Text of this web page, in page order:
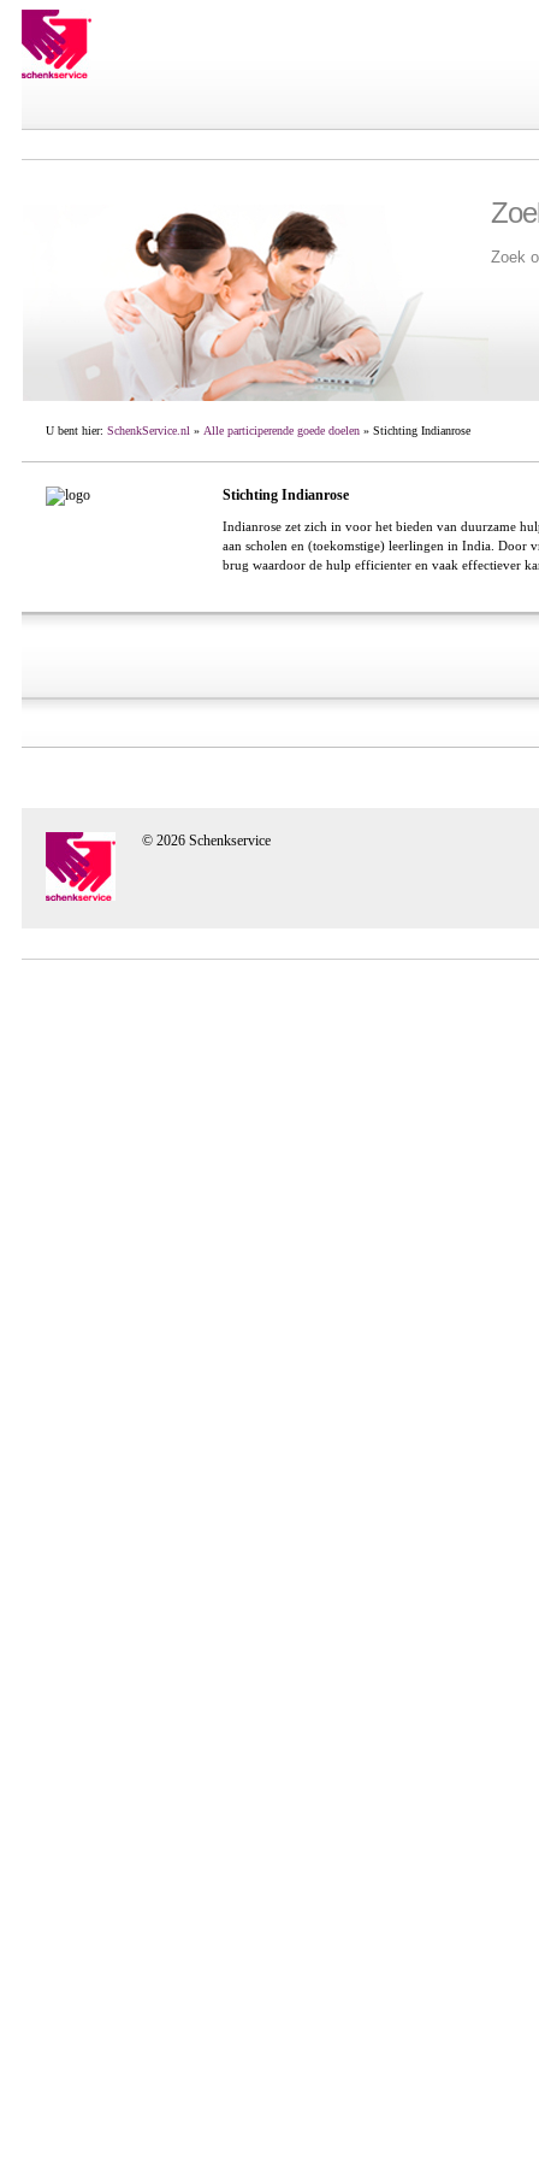
Zoek
U bent hier: SchenkService.nl » Alle participerende goede doelen» Stichting Indianrose
Stichting Indianrose
Indianrose zet zich in voor het bieden van duurzame
aan scholen en (toekomstige) leerlingen in India. Door
brug waardoor de hulp efficienter en vaak effectiever
© 2026 Schenkservice